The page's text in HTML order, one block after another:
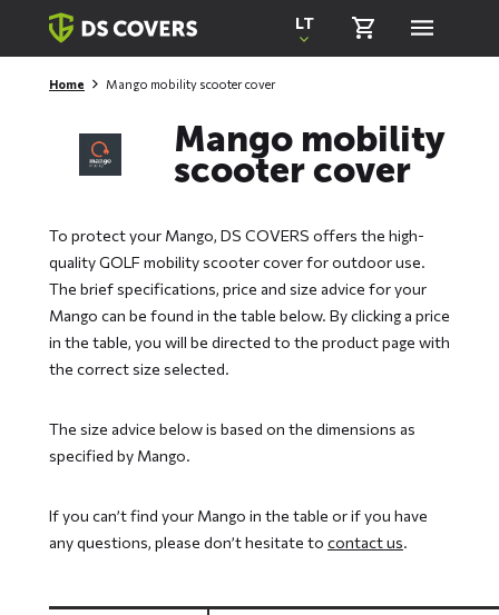
Skiplinks
LT
Home Mango mobility scooter cover
Mango mobility
scooter cover
To protect your Mango, DS COVERS offers the high-
quality GOLF mobility scooter cover for outdoor use.
The brief specifications, price and size advice for your
Mango can be found in the table below. By clicking a price
in the table, you will be directed to the product page with
the correct size selected.
The size advice below is based on the dimensions as
specified by Mango.
If you can’t find your Mango in the table or if you have
any questions, please don’t hesitate to contact us.